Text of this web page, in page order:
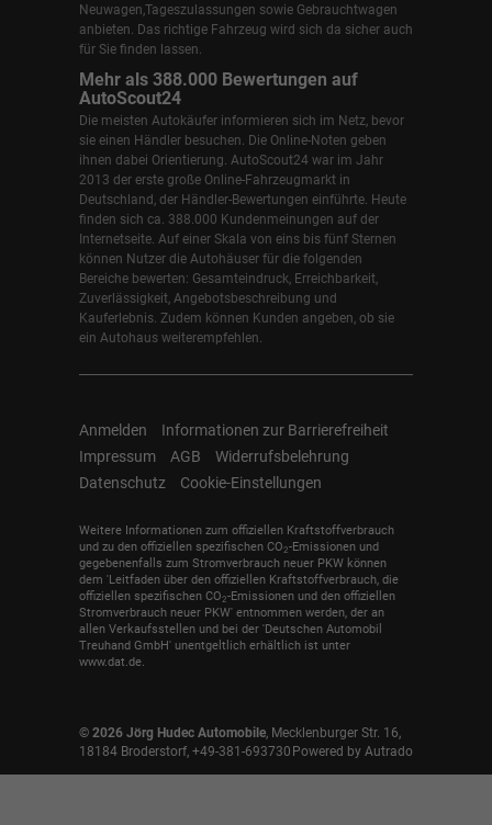
Neuwagen,Tageszulassungen sowie Gebrauchtwagen
anbieten. Das richtige Fahrzeug wird sich da sicher auch
für Sie finden lassen.
Mehr als 388.000 Bewertungen auf
AutoScout24
Die meisten Autokäufer informieren sich im Netz, bevor
sie einen Händler besuchen. Die Online-Noten geben
ihnen dabei Orientierung. AutoScout24 war im Jahr
2013 der erste große Online-Fahrzeugmarkt in
Deutschland, der Händler-Bewertungen einführte. Heute
finden sich ca. 388.000 Kundenmeinungen auf der
Internetseite. Auf einer Skala von eins bis fünf Sternen
können Nutzer die Autohäuser für die folgenden
Bereiche bewerten: Gesamteindruck, Erreichbarkeit,
Zuverlässigkeit, Angebotsbeschreibung und
Kauferlebnis. Zudem können Kunden angeben, ob sie
ein Autohaus weiterempfehlen.
Anmelden
Informationen zur Barrierefreiheit
Impressum
AGB
Widerrufsbelehrung
Datenschutz
Cookie-Einstellungen
Weitere Informationen zum offiziellen Kraftstoffverbrauch
und zu den offiziellen spezifischen CO2-Emissionen und
gegebenenfalls zum Stromverbrauch neuer PKW können
dem 'Leitfaden über den offiziellen Kraftstoffverbrauch, die
offiziellen spezifischen CO2-Emissionen und den offiziellen
Stromverbrauch neuer PKW' entnommen werden, der an
allen Verkaufsstellen und bei der 'Deutschen Automobil
Treuhand GmbH' unentgeltlich erhältlich ist unter
www.dat.de.
© 2026 Jörg Hudec Automobile Mecklenburger Str. 16
18184 Broderstorf, +49-381-693730 Powered by Autrado